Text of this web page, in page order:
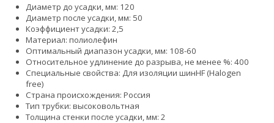
Диаметр до усадки, мм: 120
Диаметр после усадки, мм: 50
Коэффициент усадки: 2,5
Материал: полиолефин
Оптимальный диапазон усадки, мм: 108-60
Относительное удлинение до разрыва, не менее %: 400
Специальные свойства: Для изоляции шинHF (Halogen
free)
Страна происхождения: Россия
Тип трубки: высоковольтная
Толщина стенки после усадки, мм: 2